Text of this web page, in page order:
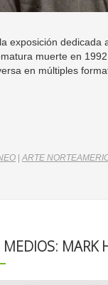
exposición
muerte en
en múltiples
|ARTE
MEDIOS: